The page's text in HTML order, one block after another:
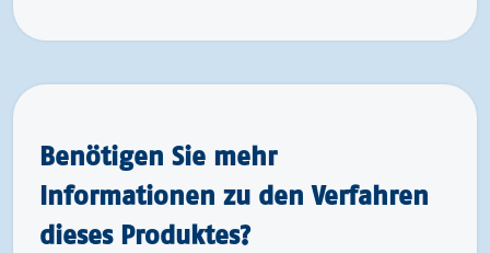
Benötigen Sie mehr
Informationen zu den Verfahren
dieses Produktes?